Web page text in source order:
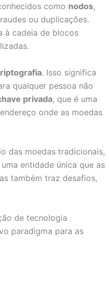
como nodos,
ou duplicações.
à cadeia de blocos
. Isso significa
qualquer pessoa não
privada, que é uma
onde as moedas
das moedas tradicionais,
entidade única que as
também traz desafios,
de tecnologia
paradigma para as